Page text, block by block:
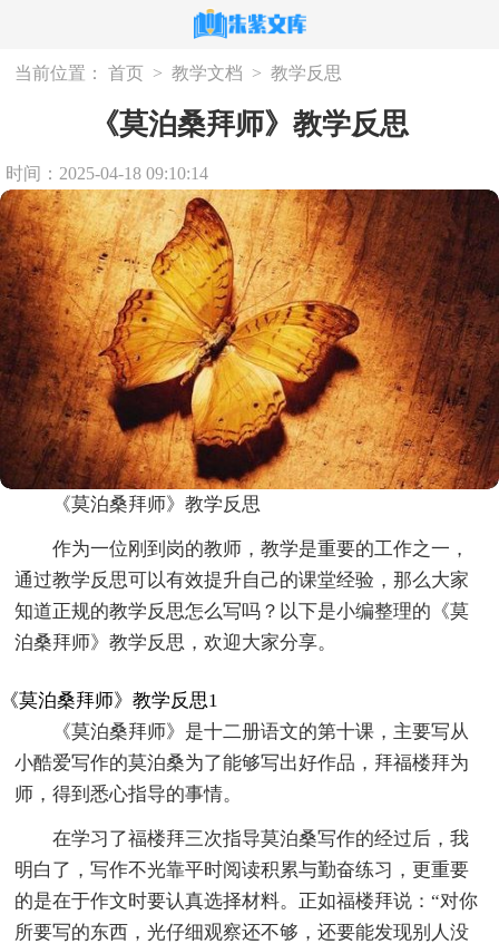
当前位置： 首页 > 教学文档 > 教学反思
《莫泊桑拜师》教学反思
时间：2025-04-18 09:10:14
《莫泊桑拜师》教学反思
作为一位刚到岗的教师，教学是重要的工作之一，
通过教学反思可以有效提升自己的课堂经验，那么大家
知道正规的教学反思怎么写吗？以下是小编整理的《莫
泊桑拜师》教学反思，欢迎大家分享。
《莫泊桑拜师》教学反思1
《莫泊桑拜师》是十二册语文的第十课，主要写从
小酷爱写作的莫泊桑为了能够写出好作品，拜福楼拜为
师，得到悉心指导的事情。
在学习了福楼拜三次指导莫泊桑写作的经过后，我
明白了，写作不光靠平时阅读积累与勤奋练习，更重要
的是在于作文时要认真选择材料。正如福楼拜说：“对你
所要写的东西，光仔细观察还不够，还要能发现别人没